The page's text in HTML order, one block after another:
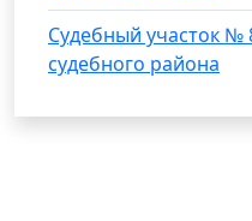
Судебный участок №
судебного района